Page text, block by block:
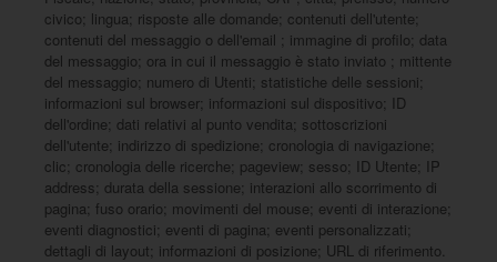
civico; lingua; risposte alle domande; contenuti dell'utente;
contenuti del messaggio o dell'email ; immagine di profilo; data
del messaggio; ora in cui il messaggio è stato inviato ; mittente
del messaggio; numero di Utenti; statistiche delle sessioni;
informazioni sul browser; informazioni sul dispositivo; ID
dell'ordine; dati relativi al punto vendita; sottoscrizioni
dell'utente; indirizzo di spedizione; cronologia di navigazione;
clic; cronologia delle ricerche; pageview; sesso; ID Utente; IP
address; durata della sessione; interazioni allo scorrimento di
pagina; fuso orario; movimenti del mouse; eventi di interazione;
eventi diagnostici; eventi di pagina; eventi personalizzati;
dettagli di layout; informazioni di posizione; URL di riferimento.